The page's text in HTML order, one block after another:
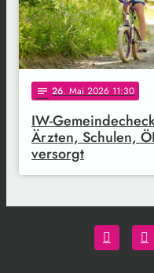
notes 26. Mai 2026 11:30
IW-
Ärzten, Schulen,
versorgt